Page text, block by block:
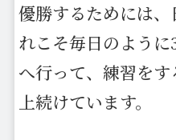
優勝するためには
れこそ毎日のよう
へ行って、練習を
上続けています。